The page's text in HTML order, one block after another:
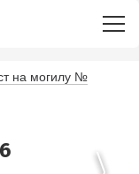
на могилу №